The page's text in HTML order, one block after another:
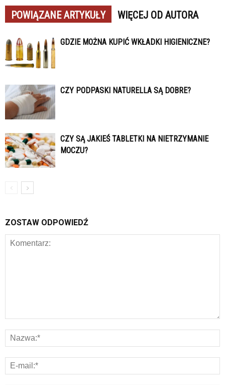
POWIĄZANE ARTYKUŁY WIĘCEJ OD AUTORA
GDZIE MOŻNA KUPIĆ WKŁADKI HIGIENICZNE?
CZY PODPASKI NATURELLA SĄ DOBRE?
CZY SĄ JAKIEŚ TABLETKI NA NIETRZYMANIE
MOCZU?
ZOSTAW ODPOWIEDŹ